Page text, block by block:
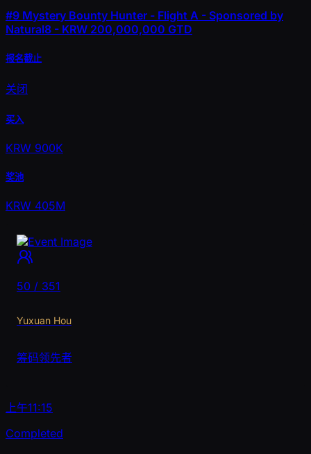
#9 Mystery Bounty Hunter - Flight A - Sponsored by
Natural8 - KRW 200,000,000 GTD
报名截止
关闭
买入
KRW 900K
奖池
KRW 405M
50 / 351
Yuxuan Hou
筹码领先者
上午11:15
Completed